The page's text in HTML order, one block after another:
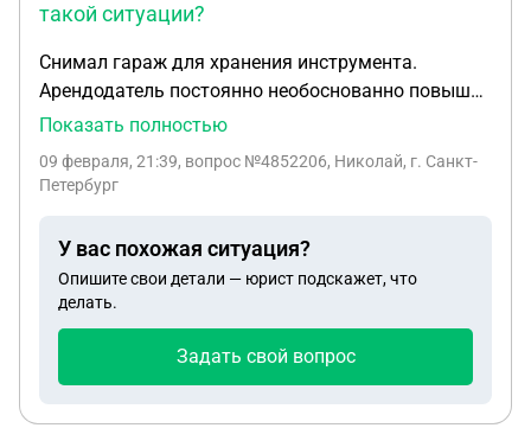
такой ситуации?
Снимал гараж для хранения инструмента.
Арендодатель постоянно необоснованно повышал
стоимость аренды. Когда стоимость старого
начиналась с 6000р Я сообщил что дальше по
месяц. Недавно арендодатель написала мне что
не хочет меня "отпускать", и что я ей нужен,
естественно ей нужен не я, а деньги за аренду.
Теперь срок оплаченной ареды подходит к концу.
10-го числа если быть точным. Несколько дней
Показать полностью
09 февраля, 21:39, вопрос №4852206, Николай, г. Санкт-
Петербург
У вас похожая ситуация?
Опишите свои детали — юрист подскажет, что
делать.
Задать свой вопрос